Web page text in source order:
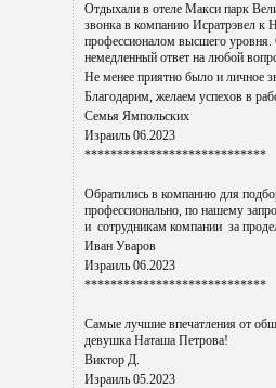
Отдыхали в отеле Макси парк
звонка в компанию Исратрэвел к
профессионалом высшего уровня.
немедленный ответ на любой
Не менее приятно было и личное
Благодарим, желаем успехов в
Семья Ямпольских
Израиль 06.2023
****************************
Обратились в компанию для
профессионально, по нашему
и сотрудникам компании за
Иван Уваров
Израиль 06.2023
****************************
Самые лучшие впечатления от
девушка Наташа Петрова!
Виктор Д.
Израиль 05.2023